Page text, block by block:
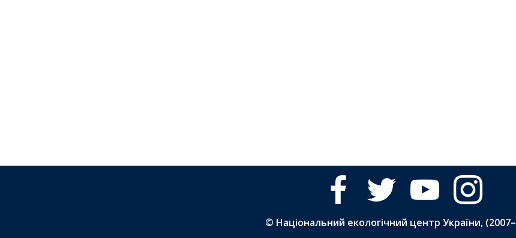
facebook twitter youtube instagram
© Національний екологічний центр України, (2007–